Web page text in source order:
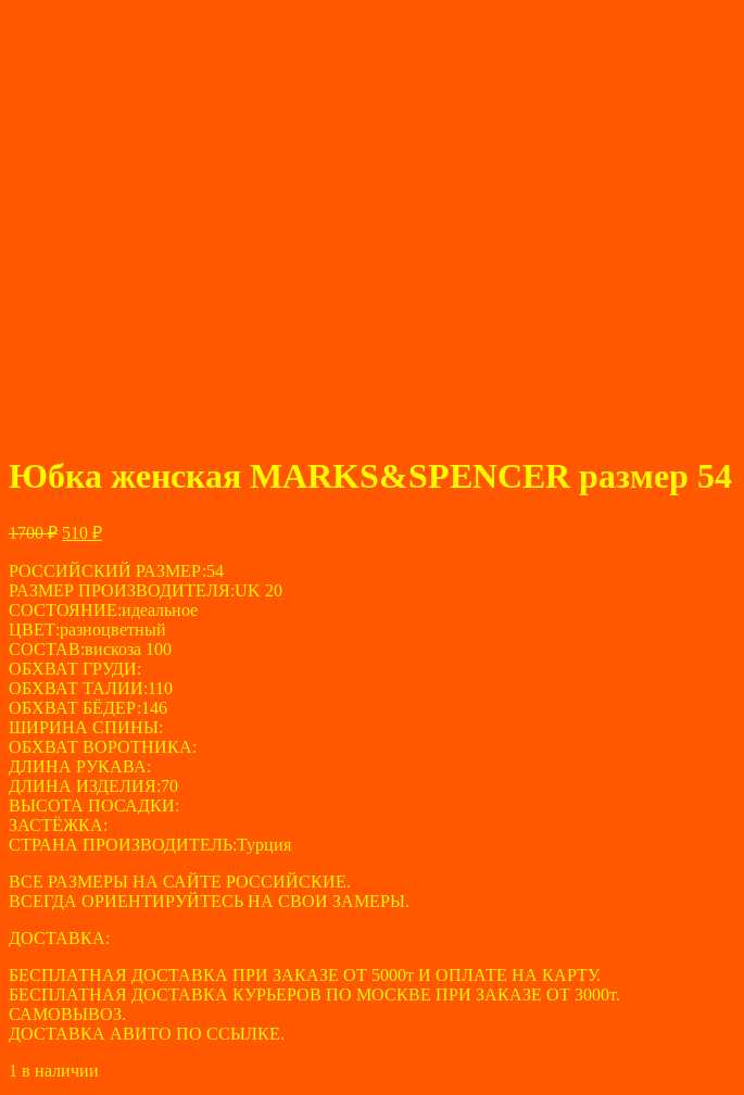
Юбка женская MARKS&SPENCER размер 54
1700₽ Первоначальная
составляла
1700 ₽.
510 ₽Текущая
510 ₽.
РОССИЙСКИЙ РАЗМЕР:54
РАЗМЕР ПРОИЗВОДИТЕЛЯ:UK 20
СОСТОЯНИЕ:идеальное
ЦВЕТ:разноцветный
СОСТАВ:вискоза 100
ОБХВАТ ГРУДИ:
ОБХВАТ ТАЛИИ:110
ОБХВАТ БЁДЕР:146
ШИРИНА СПИНЫ:
ОБХВАТ ВОРОТНИКА:
ДЛИНА РУКАВА:
ДЛИНА ИЗДЕЛИЯ:70
ВЫСОТА ПОСАДКИ:
ЗАСТЁЖКА:
СТРАНА ПРОИЗВОДИТЕЛЬ:Турция
ВСЕ РАЗМЕРЫ НА САЙТЕ РОССИЙСКИЕ.
ВСЕГДА ОРИЕНТИРУЙТЕСЬ НА СВОИ ЗАМЕРЫ.
ДОСТАВКА:
БЕСПЛАТНАЯ ДОСТАВКА ПРИ ЗАКАЗЕ ОТ 5000т И ОПЛАТЕ НА КАРТУ.
БЕСПЛАТНАЯ ДОСТАВКА КУРЬЕРОВ ПО МОСКВЕ ПРИ ЗАКАЗЕ ОТ 3000т.
САМОВЫВОЗ.
ДОСТАВКА АВИТО ПО ССЫЛКЕ.
1 в наличии